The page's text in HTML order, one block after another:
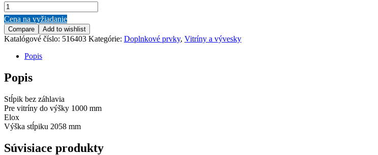
množstvo
Prídavný
stĺpik
na
pätky
vitríny
výšky
1000
mm
Cena na vyžiadanie
Compare Add to wishlist
Katalógové číslo: 516403 Kategórie: Doplnkové prvky, Vitríny a vývesky
Popis
Popis
Stĺpik bez záhlavia
Pre vitríny do výšky 1000 mm
Elox
Výška stĺpiku 2058 mm
Súvisiace produkty